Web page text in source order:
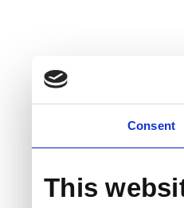
Consent
This